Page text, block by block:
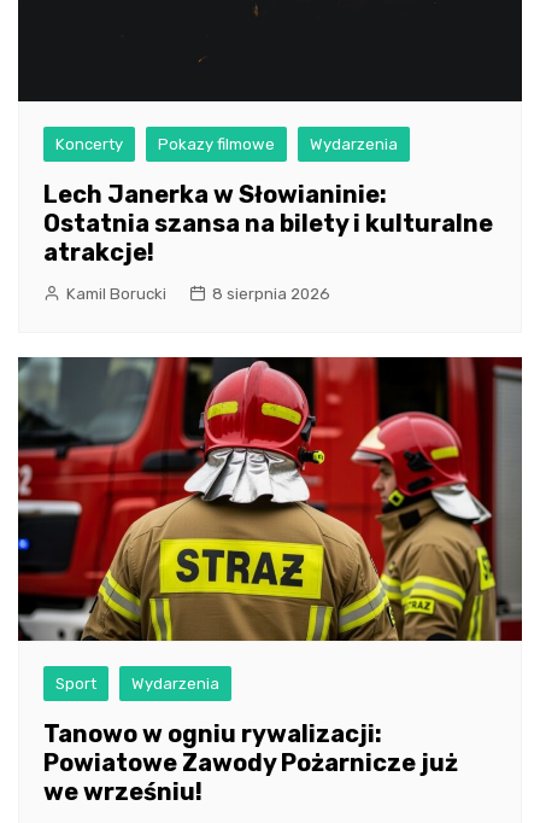
Koncerty Pokazy filmowe Wydarzenia
Lech Janerka w Słowianinie:
Ostatnia szansa na bilety i kulturalne
atrakcje!
Kamil Borucki 8 sierpnia 2026
Sport Wydarzenia
Tanowo w ogniu rywalizacji:
Powiatowe Zawody Pożarnicze już
we wrześniu!